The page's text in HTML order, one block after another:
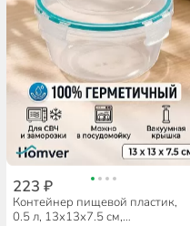
223 ₽
Контейнер пищевой пластик,
0.5 л, 13х13х7.5 см,